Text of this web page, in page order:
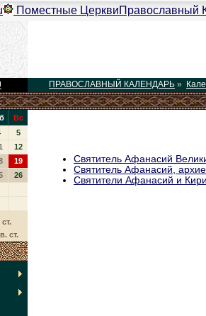
Поместные ЦерквиПравославный
ПРАВОСЛАВНЫЙ КАЛЕНДАРЬ »
Вс
5
12
19
26
ст.
ст.
Святитель Афанасий
Святитель Афанасий,
Святители Афанасий и